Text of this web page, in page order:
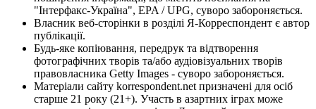
"Інтерфакс-Україна", EPA / UPG, суворо забороняється.
Власник веб-сторінки в розділі Я-Корреспондент є автор
публікації.
Будь-яке копіювання, передрук та відтворення
фотографічних творів та/або аудіовізуальних творів
правовласника Getty Images - суворо забороняється.
Матеріали сайту korrespondent.net призначені для осіб
старше 21 року (21+). Участь в азартних іграх може